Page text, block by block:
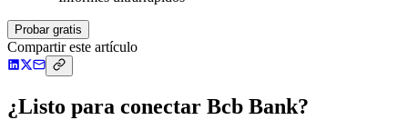
Probar gratis
Compartir este artículo
¿Listo para conectar Bcb Bank?